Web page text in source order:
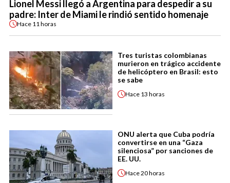
Lionel Messi llegó a Argentina para despedir a su
padre: Inter de Miami le rindió sentido homenaje
Hace 11 horas
Tres turistas colombianas
murieron en trágico accidente
de helicóptero en Brasil: esto
se sabe
Hace 13 horas
ONU alerta que Cuba podría
convertirse en una “Gaza
silenciosa” por sanciones de
EE. UU.
Hace20 horas